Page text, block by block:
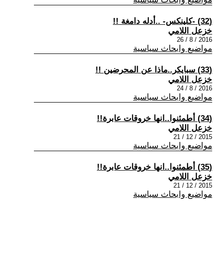
(32) -كلينكس- ..أدله دامغة !!
خزعل اللامي
2016 / 8 / 26
مواضيع وابحاث سياسية
(33) سبايكر..ماذا عن المحرضين !!
خزعل اللامي
2016 / 8 / 24
مواضيع وابحاث سياسية
(34) أطمئنوا..انها خروقات عابرة!!
خزعل اللامي
2015 / 12 / 21
مواضيع وابحاث سياسية
(35) أطمئنوا..انها خروقات عابرة!!
خزعل اللامي
2015 / 12 / 21
مواضيع وابحاث سياسية